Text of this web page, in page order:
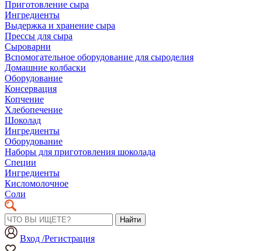
Приготовление сыра
Ингредиенты
Выдержка и хранение сыра
Прессы для сыра
Сыроварни
Вспомогательное оборудование для сыроделия
Домашние колбаски
Оборудование
Консервация
Копчение
Хлебопечение
Шоколад
Ингредиенты
Оборудование
Наборы для приготовления шоколада
Специи
Ингредиенты
Кисломолочное
Соли
Найти
Вход /Регистрация